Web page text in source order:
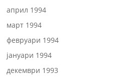
април 1994
март 1994
февруари 1994
јануари 1994
декември 1993